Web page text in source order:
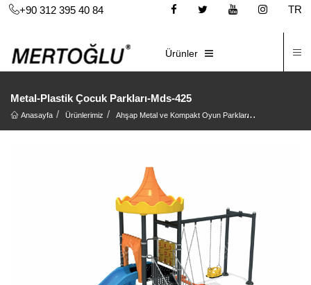
+90 312 395 40 84
TR
Ürünler
Metal-Plastik Çocuk Parkları-Mds-425
Anasayfa Ürünlerimiz Ahşap Metal ve Kompakt Oyun Parkları